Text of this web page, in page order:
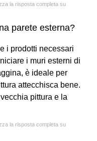
la risposta completa su
parete esterna?
i prodotti necessari
i muri esterni di
è ideale per
attecchisca bene.
pittura e la
la risposta completa su